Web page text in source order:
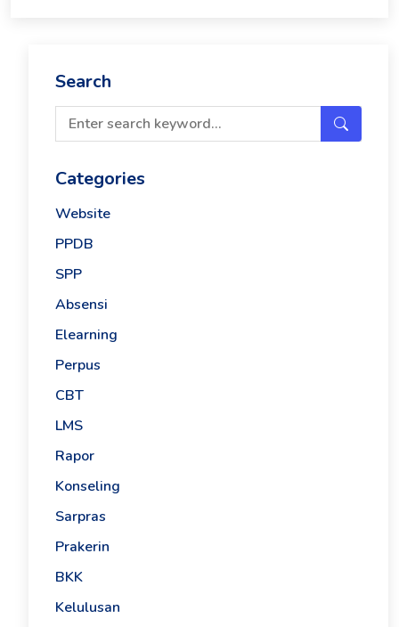
Search
Categories
Website
PPDB
SPP
Absensi
Elearning
Perpus
CBT
LMS
Rapor
Konseling
Sarpras
Prakerin
BKK
Kelulusan